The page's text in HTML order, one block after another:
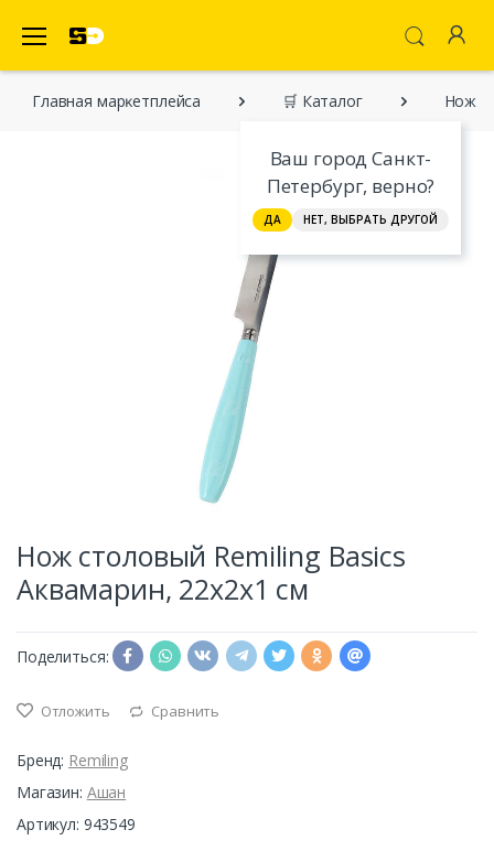
Ваш город Санкт-
Петербург, верно?
ДА НЕТ, ВЫБРАТЬ ДРУГОЙ
Главная марĸетплейса 🛒 Каталог Нож
Нож столовый Remiling Basics
Аквамарин, 22х2х1 см
Поделиться:
Отложить Сравнить
Бренд: Remiling
Магазин: Ашан
Артикул: 943549